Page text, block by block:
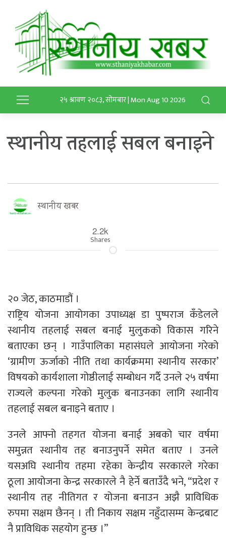
२५ श्रावण २०८३, सोमबार | Mon Aug 10 2026
स्थानीय तहलाई सबल बनाइने
स्थानीय खबर
2.2k
Shares
२० जेठ, काठमाडौं ।
राष्ट्रिय योजना आयोगका उपाध्यक्ष डा पुष्पराज कँडेलले
स्थानीय तहलाई सबल बनाई मुलुकको विकास गरिने
बताएका छन् । गाउँपालिका महासंघले आयोजना गरेको
‘ग्रामीण ऊर्जाको नीति तथा कार्यक्रममा स्थानीय सरकार’
विषयको कार्यशाला गोष्ठीलाई सम्बोधन गर्दै उनले २५ वर्षमा
राज्यले कल्पना गरेको मुलुक बनाउनका लागि स्थानीय
तहलाई सबल बनाइने बताए ।
उनले आफ्नो तहगत योजना बनाई अबको चार वर्षमा
समुन्नत स्थानीय तह बनाउनुपर्ने समेत बताए । उनले
यसअघि स्थानीय तहमा रहेका केन्द्रीय सरकारले गरेका
ठूला आयोजना केन्द्र सरकारले नै हेर्ने बताउँदै भने, “प्रदेश र
स्थानीय तह नीतिगत र योजना बनाउन अझै प्राविधिक
रुपमा सक्षम छैनन् । ती निकाय सक्षम नहुँदासम्म केन्द्रबाट
नै प्राविधिक सहयोग हुन्छ ।”